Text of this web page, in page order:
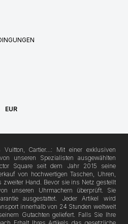
EUR
Vuitton, Cartier…: Mit einer exklusiven
unseren Spezialisten ausgewählten
Square seit dem Jahr 2015 seine
von hochwertigen Taschen, Uhren,
zweiter Hand. Bevor sie ins Netz gestellt
unseren Uhrmachern überprüft. Sie
ausgestattet. Jeder Artikel wird
innerhalb von 24 Stunden weltweit
Gutachten geliefert. Falls Sie Ihre